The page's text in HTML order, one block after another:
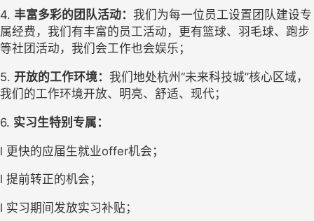
4. 丰富多彩的团队活动： 我们为每一位员工设置团队建设专
属经费，我们有丰富的员工活动，更有篮球、羽毛球、跑步
等社团活动，我们会工作也会娱乐；
5. 开放的工作环境： 我们地处杭州“未来科技城”核心区域，
我们的工作环境开放、明亮、舒适、现代；
6. 实习生特别专属：
l 更快的应届生就业offer机会；
l 提前转正的机会；
l 实习期间发放实习补贴；